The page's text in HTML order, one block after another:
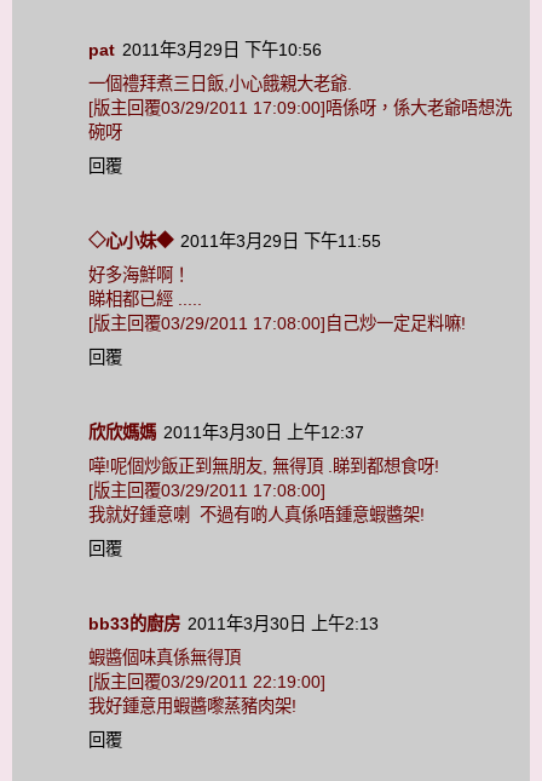
pat 2011年3月29日 下午10:56
一個禮拜煮三日飯,小心餓親大老爺.
[版主回覆03/29/2011 17:09:00]唔係呀，係大老爺唔想洗
碗呀
回覆
◇心小妹◆ 2011年3月29日 下午11:55
好多海鮮啊！
睇相都已經 .....
[版主回覆03/29/2011 17:08:00]自己炒一定足料嘛!
回覆
欣欣媽媽 2011年3月30日 上午12:37
嘩!呢個炒飯正到無朋友, 無得頂 .睇到都想食呀!
[版主回覆03/29/2011 17:08:00]
我就好鍾意喇 不過有啲人真係唔鍾意蝦醬架!
回覆
bb33的廚房 2011年3月30日 上午2:13
蝦醬個味真係無得頂
[版主回覆03/29/2011 22:19:00]
我好鍾意用蝦醬嚟蒸豬肉架!
回覆